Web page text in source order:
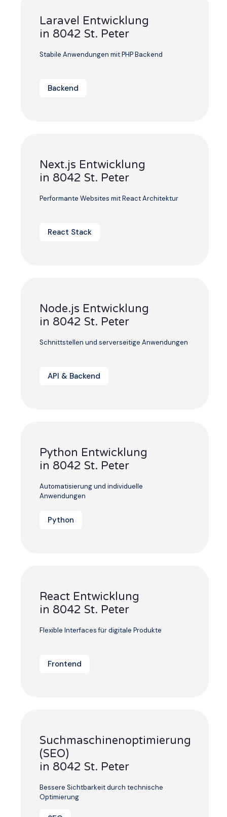
Laravel Entwicklung
in 8042 St. Peter
Stabile Anwendungen mit PHP Backend
Backend
Next.js Entwicklung
in 8042 St. Peter
Performante Websites mit React Architektur
React Stack
Node.js Entwicklung
in 8042 St. Peter
Schnittstellen und serverseitige Anwendungen
API & Backend
Python Entwicklung
in 8042 St. Peter
Automatisierung und individuelle
Anwendungen
Python
React Entwicklung
in 8042 St. Peter
Flexible Interfaces für digitale Produkte
Frontend
Suchmaschinenoptimierung
(SEO)
in 8042 St. Peter
Bessere Sichtbarkeit durch technische
Optimierung